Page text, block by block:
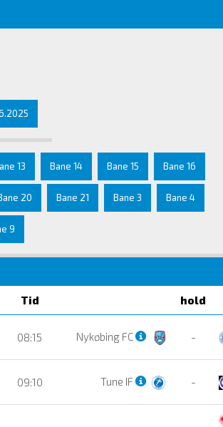
13 Bane 14 Bane 15 Bane 16
20 Bane 21 Bane 3 Bane 4
9
Tid hold
08:15 Nykøbing FC -
09:10 Tune IF -